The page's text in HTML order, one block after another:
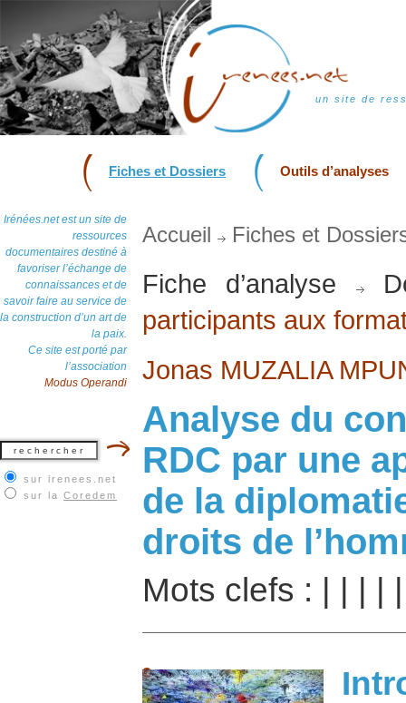
un site de
Fiches et Dossiers Outils d’analyses
Irénées.net est un site de
ressources
documentaires destiné à
favoriser l’échange de
connaissances et de
savoir faire au service de
la construction d’un art de
la paix.
Ce site est porté par
l’association
Modus Operandi
sur irenees.net
sur la Coredem
Accueil Fiches et
Fiche d’analyse
participants aux
Jonas MUZALIA
Analyse du
RDC par une
de la
droits de
Mots clefs :